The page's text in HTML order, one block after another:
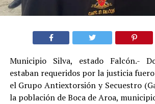
Municipio Silva, estado Falcón.-
estaban requeridos por la justicia
el Grupo Antiextorsión y Secuestro
la población de Boca de Aroa,